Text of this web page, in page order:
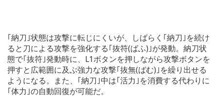
｢納刀｣状態は攻撃に転じにくいが、しばらく｢納刀｣を続け
ると刀による攻撃を強化する｢抜符(ばふ)｣が発動。納刀状
態で｢抜符｣発動時に、L1ボタンを押しながら攻撃ボタンを
押すと広範囲に及ぶ強力な攻撃｢抜無(ばむ)｣を繰り出せる
ようになる。また、｢納刀｣中は｢活力｣を消費する代わりに
｢体力｣の自動回復が可能だ。